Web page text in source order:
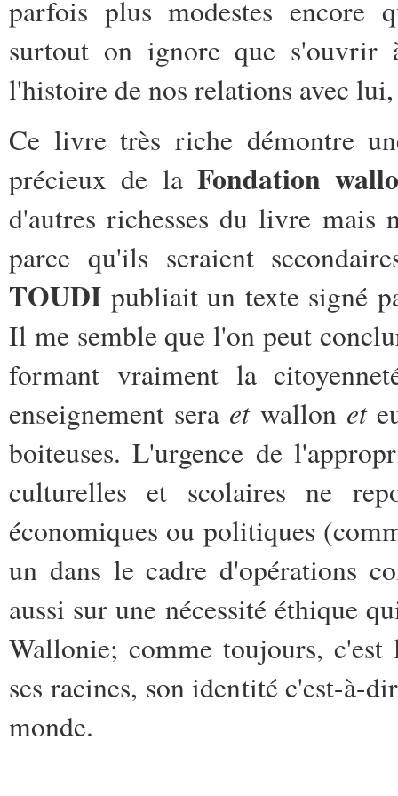
parfois plus modestes encore
surtout on ignore que s'ouvrir
l'histoire de nos relations avec
Ce livre très riche démontre
précieux de la Fondation
d'autres richesses du livre mais
parce qu'ils seraient
TOUDI publiait un texte signé
Il me semble que l'on peut
formant vraiment la
enseignement sera et wallon et
boiteuses. L'urgence de
culturelles et scolaires ne
économiques ou politiques
un dans le cadre d'opérations
aussi sur une nécessité éthique
Wallonie; comme toujours,
ses racines, son identité c'est-à-
monde.